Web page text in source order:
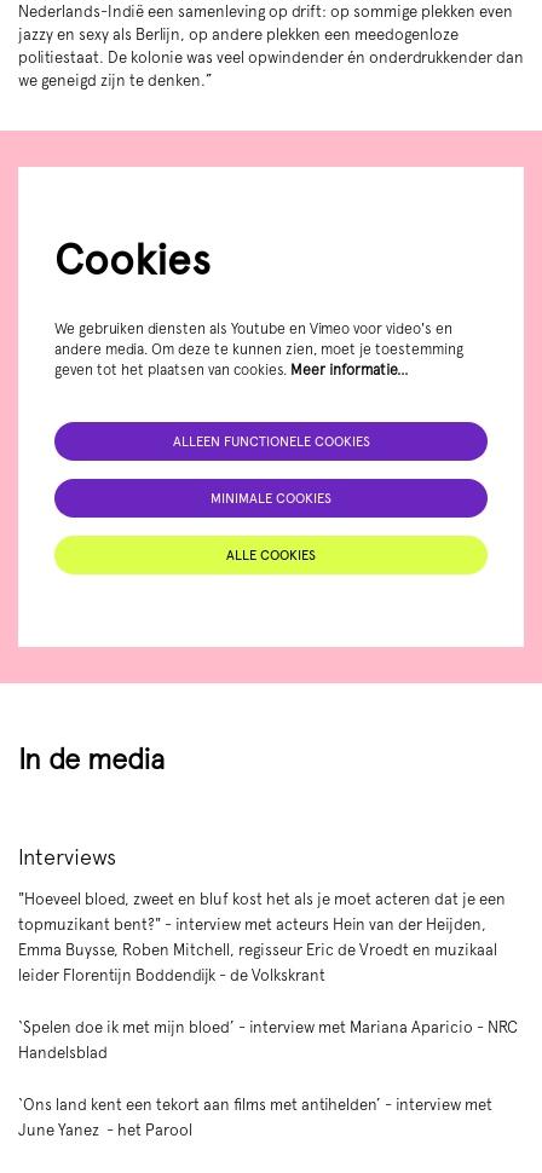
Nederlands-Indië een samenleving op drift: op sommige plekken even
jazzy en sexy als Berlijn, op andere plekken een meedogenloze
politiestaat. De kolonie was veel opwindender én onderdrukkender dan
we geneigd zijn te denken.”
Cookies
We gebruiken diensten als Youtube en Vimeo voor video's en
andere media. Om deze te kunnen zien, moet je toestemming
geven tot het plaatsen van cookies. Meer informatie…
ALLEEN FUNCTIONELE COOKIES
MINIMALE COOKIES
ALLE COOKIES
In de media
Interviews
"Hoeveel bloed, zweet en bluf kost het als je moet acteren dat je een
topmuzikant bent?" - interview met acteurs Hein van der Heijden,
Emma Buysse, Roben Mitchell, regisseur Eric de Vroedt en muzikaal
leider Florentijn Boddendijk - de Volkskrant
‘Spelen doe ik met mijn bloed’ - interview met Mariana Aparicio - NRC
Handelsblad
‘Ons land kent een tekort aan films met antihelden’ - interview met
June Yanez - het Parool